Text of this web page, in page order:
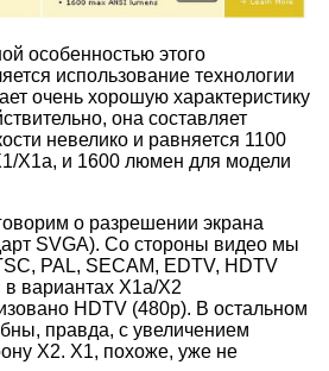
особенностью этого
использование технологии
очень хорошую характеристику
она составляет
невелико и равняется 1100
Х1а, и 1600 люмен для модели
о разрешении экрана
SVGA). Со стороны видео мы
PAL, SECAM, EDTV, HDTV
вариантах Х1а/Х2
HDTV (480p). В остальном
правда, с увеличением
Х2. Х1, похоже, уже не